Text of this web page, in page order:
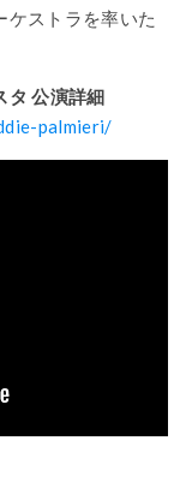
ケストラを率いた
タ 公演詳細
palmieri/